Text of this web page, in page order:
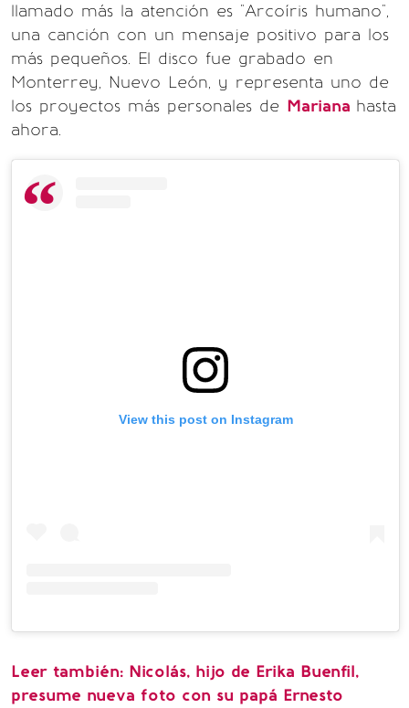
llamado más la atención es "Arcoíris humano",
una canción con un mensaje positivo para los
más pequeños. El disco fue grabado en
Monterrey, Nuevo León, y representa uno de
los proyectos más personales de Mariana hasta
ahora.
View this post on Instagram
Leer también: Nicolás, hijo de Erika Buenfil,
presume nueva foto con su papá Ernesto